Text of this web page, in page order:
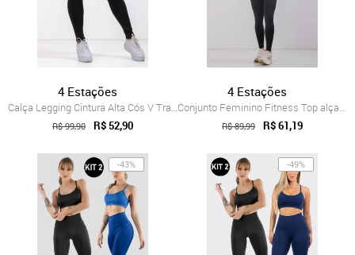
4 Estações
Calça Legging Cintura Alta Cós V Transpa...
R$ 99,90 R$ 52,90
4 Estações
Conjunto Feminino Fitness Top alça fina ...
R$ 89,99 R$ 61,19
-43% -49%